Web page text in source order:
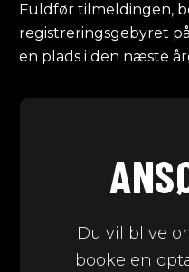
Fuldfør tilmeldingen,
registreringsgebyret
en plads i den næste
Du vil blive
booke en